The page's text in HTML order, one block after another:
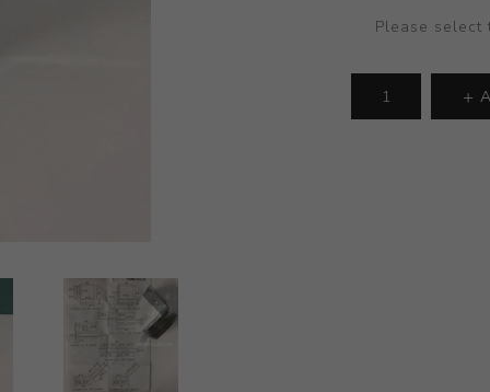
Please select